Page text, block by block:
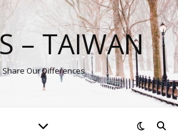
– TAIWAN
Share Our Differences